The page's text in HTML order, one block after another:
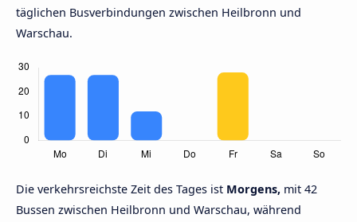
täglichen Busverbindungen zwischen Heilbronn und
Warschau.
Die verkehrsreichste Zeit des Tages ist Morgens, mit 42
Bussen zwischen Heilbronn und Warschau, während